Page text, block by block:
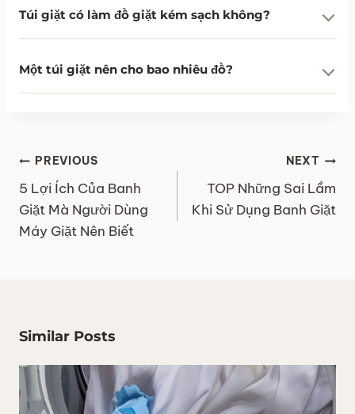
Túi giặt có làm đồ giặt kém sạch không?
Một túi giặt nên cho bao nhiêu đồ?
Điều
bài
viết
PREVIOUS
5 Lợi Ích Của Banh
Giặt Mà Người Dùng
Máy Giặt Nên Biết
NEXT
TOP Những Sai Lầm
Khi Sử Dụng Banh Giặt
Similar Posts